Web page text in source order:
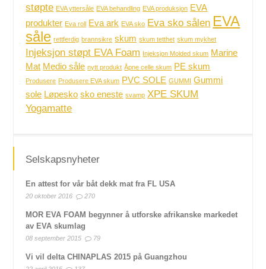
støpte EVA yttersåle EVA behandling EVA produksjon EVA
produkter Eva roll Eva ark EVA sko Eva sko sålen EVA
såle rettferdig brannsikre skum skum tetthet skum mykhet
Injeksjon støpt EVA Foam Injeksjon Molded skum Marine
Mat Medio såle nytt produkt Åpne celle skum PE skum
Produsere Produsere EVA skum PVC SOLE GUMMI
Gummi
sole Løpesko sko eneste svamp XPE SKUM
Yogamatte
Selskapsnyheter
En attest for vår båt dekk mat fra FL USA
20 oktober 2016 270
MOR EVA FOAM begynner å utforske afrikanske markedet
av EVA skumlag
08 september 2015 79
Vi vil delta CHINAPLAS 2015 på Guangzhou